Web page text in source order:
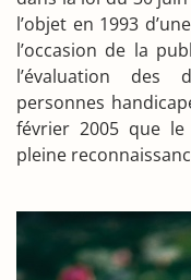
l’objet en 1993
l’occasion de la
l’évaluation des
personnes
février 2005 que
pleine